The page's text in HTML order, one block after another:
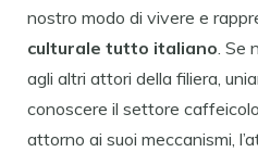
nostro modo di vivere e
culturale tutto italiano. Se
agli altri attori della filiera,
conoscere il settore
attorno ai suoi meccanismi,